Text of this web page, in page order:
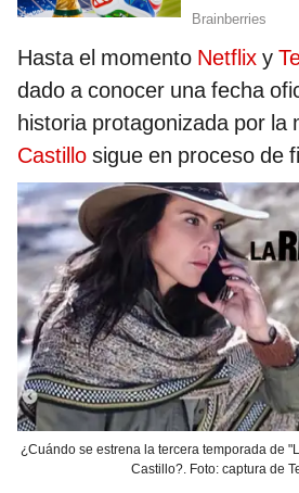
Hasta el momento Netflix y
dado a conocer una fecha
historia protagonizada por la
Castillo sigue en proceso de
¿Cuándo se estrena la tercera temporada de
Castillo?. Foto: captura de